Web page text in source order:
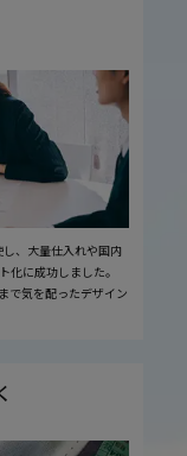
、大量仕入れや国内
化に成功しました。
で気を配ったデザイン